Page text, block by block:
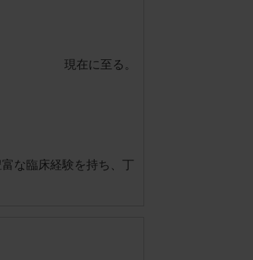
現在に至る。
な臨床経験を持ち、丁